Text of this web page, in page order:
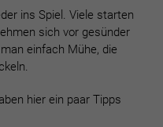
ins Spiel. Viele starten
sich vor gesünder
einfach Mühe, die
hier ein paar Tipps